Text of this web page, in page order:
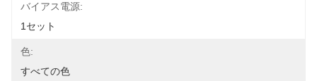
バイアス電源:
1セット
色:
すべての色